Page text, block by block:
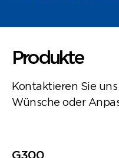
Produkte
Kontaktieren Sie
Wünsche oder
G300